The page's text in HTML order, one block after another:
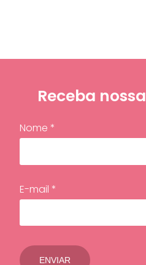
Receba nossa
Nome *
E-mail *